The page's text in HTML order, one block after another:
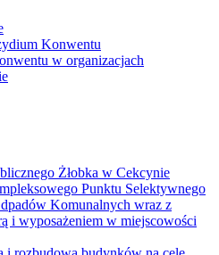
Konwentu
w organizacjach
Żłobka w Cekcynie
Punktu Selektywnego
Komunalnych wraz z
i wyposażeniem w miejscowości